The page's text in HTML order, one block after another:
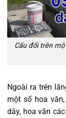
Cấu đối trên
Ngoài ra trên
một số hoa
dây, hoa văn